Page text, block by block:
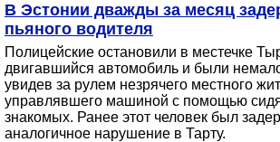
В Эстонии дважды за месяц
пьяного водителя
Полицейские остановили в местечке
двигавшийся автомобиль и были
увидев за рулем незрячего местного
управлявшего машиной с помощью
знакомых. Ранее этот человек был
аналогичное нарушение в Тарту.